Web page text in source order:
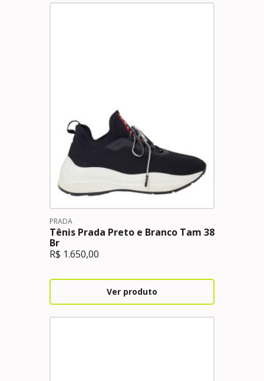
PRADA
Tênis Prada Preto e Branco Tam 38
Br
R$ 1.650,00
Ver produto